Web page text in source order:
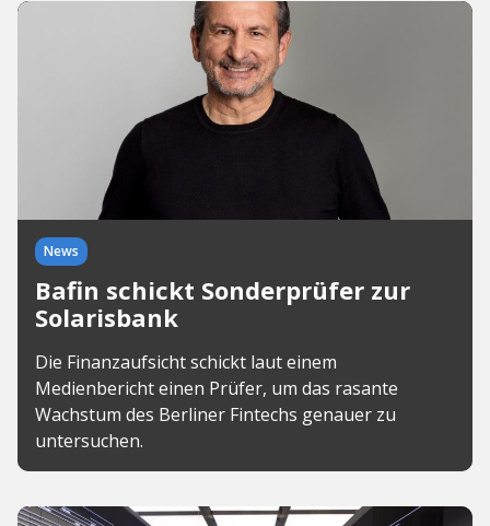
News
Bafin schickt Sonderprüfer zur
Solarisbank
Die Finanzaufsicht schickt laut einem
Medienbericht einen Prüfer, um das rasante
Wachstum des Berliner Fintechs genauer zu
untersuchen.